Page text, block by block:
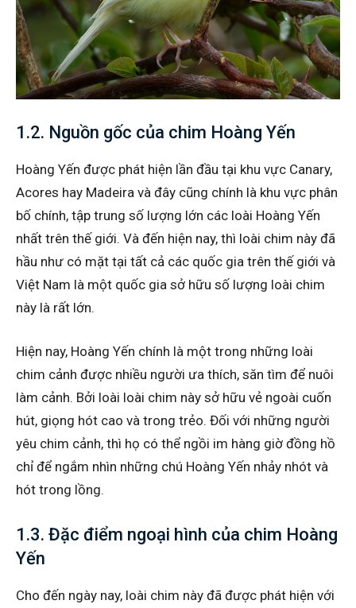
1.2. Nguồn gốc của chim Hoàng Yến
Hoàng Yến được phát hiện lần đầu tại khu vực Canary,
Acores hay Madeira và đây cũng chính là khu vực phân
bố chính, tập trung số lượng lớn các loài Hoàng Yến
nhất trên thế giới. Và đến hiện nay, thì loài chim này đã
hầu như có mặt tại tất cả các quốc gia trên thế giới và
Việt Nam là một quốc gia sở hữu số lượng loài chim
này là rất lớn.
Hiện nay, Hoàng Yến chính là một trong những loài
chim cảnh được nhiều người ưa thích, săn tìm để nuôi
làm cảnh. Bởi loài loài chim này sở hữu vẻ ngoài cuốn
hút, giọng hót cao và trong trẻo. Đối với những người
yêu chim cảnh, thì họ có thể ngồi im hàng giờ đồng hồ
chỉ để ngắm nhìn những chú Hoàng Yến nhảy nhót và
hót trong lồng.
1.3. Đặc điểm ngoại hình của chim Hoàng
Yến
Cho đến ngày nay, loài chim này đã được phát hiện với